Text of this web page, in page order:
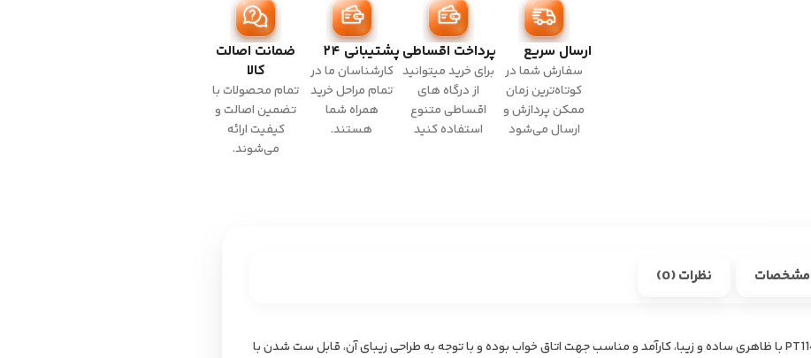
ارسال سریع
سفارش شما در
کوتاه‌ترین زمان
ممکن پردازش و
ارسال می‌شود
پرداخت اقساطی
برای خرید میتوانید
از درگاه های
اقساطی متنوع
استفاده کنید
پشتیبانی ۲۴
کارشناسان ما در
تمام مراحل خرید
همراه شما
هستند.
ضمانت اصالت
کالا
تمام محصولات با
تضمین اصالت و
کیفیت ارائه
می‌شوند.
مشخصات نظرات (0)
میز پاتختی هیراد مدل PT114 با ظاهری ساده و زیبا، کارآمد و مناسب جهت اتاق خواب بوده و با توجه به طراحی زیبای آن، قابل ست شدن با